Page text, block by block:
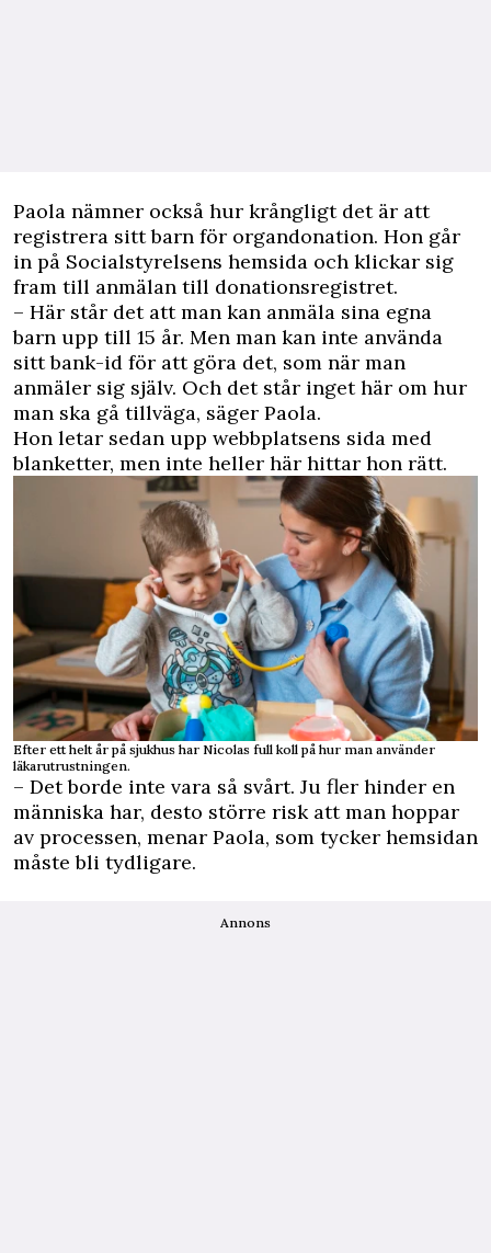
Paola nämner också hur krångligt det är att
registrera sitt barn för organdonation. Hon går
in på Socialstyrelsens hemsida och klickar sig
fram till anmälan till donationsregistret.
– Här står det att man kan anmäla sina egna
barn upp till 15 år. Men man kan inte använda
sitt bank-id för att göra det, som när man
anmäler sig själv. Och det står inget här om hur
man ska gå tillväga, säger Paola.
Hon letar sedan upp webbplatsens sida med
blanketter, men inte heller här hittar hon rätt.
Efter ett helt år på sjukhus har Nicolas full koll på hur man använder
läkarutrustningen.
– Det borde inte vara så svårt. Ju fler hinder en
människa har, desto större risk att man hoppar
av processen, menar Paola, som tycker hemsidan
måste bli tydligare.
Annons